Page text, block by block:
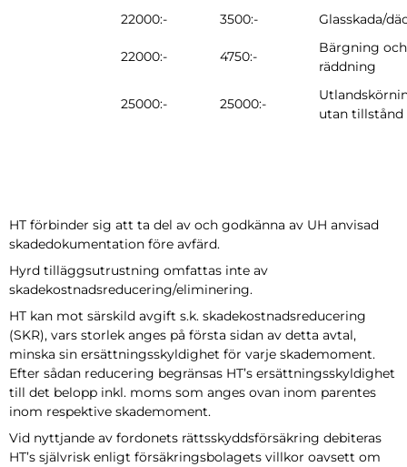
22000:-
3500:- Glasskada/
22000:- 4750:-
Bärgning och
räddning
25000:- 25000:-
utan tillstånd
HT förbinder sig att ta del av och godkänna av UH anvisad
skadedokumentation före avfärd.
Hyrd tilläggsutrustning omfattas inte av
skadekostnadsreducering/eliminering.
HT kan mot särskild avgift s.k. skadekostnadsreducering
(SKR), vars storlek anges på första sidan av detta avtal,
minska sin ersättningsskyldighet för varje skademoment.
Efter sådan reducering begränsas HT’s ersättningsskyldighet
till det belopp inkl. moms som anges ovan inom parentes
inom respektive skademoment.
Vid nyttjande av fordonets rättsskyddsförsäkring debiteras
HT’s självrisk enligt försäkringsbolagets villkor oavsett om